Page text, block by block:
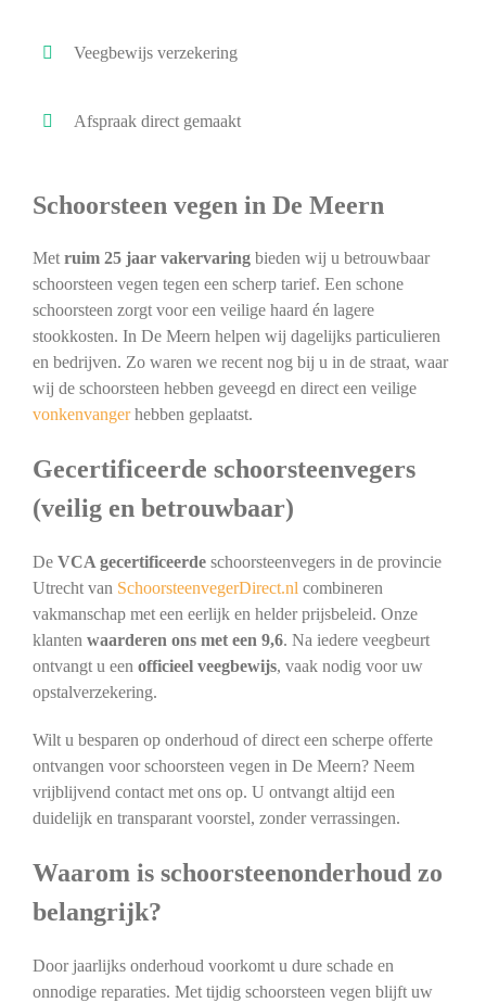
Veegbewijs verzekering
Afspraak direct gemaakt
Schoorsteen vegen in De Meern
Metruim 25 jaar vakervaringbieden wij u betrouwbaar
schoorsteen vegen tegen een scherp tarief. Een schone
schoorsteen zorgt voor een veilige haard én lagere
stookkosten. In De Meern helpen wij dagelijks particulieren
en bedrijven. Zo waren we recent nog bij u in de straat, waar
wij de schoorsteen hebben geveegd en direct een veilige
vonkenvangerhebben geplaatst.
Gecertificeerde schoorsteenvegers
(veilig en betrouwbaar)
De VCA gecertificeerdeschoorsteenvegers in de provincie
Utrecht van SchoorsteenvegerDirect.nl combineren
vakmanschap met een eerlijk en helder prijsbeleid. Onze
klanten waarderen ons met een 9,6. Na iedere veegbeurt
ontvangt u een officieel veegbewijs, vaak nodig voor uw
opstalverzekering.
Wilt u besparen op onderhoud of direct een scherpe offerte
ontvangen voor schoorsteen vegen in De Meern? Neem
vrijblijvend contact met ons op. U ontvangt altijd een
duidelijk en transparant voorstel, zonder verrassingen.
Waarom is schoorsteenonderhoud zo
belangrijk?
Door jaarlijks onderhoud voorkomt u dure schade en
onnodige reparaties. Met tijdig schoorsteen vegen blijft uw